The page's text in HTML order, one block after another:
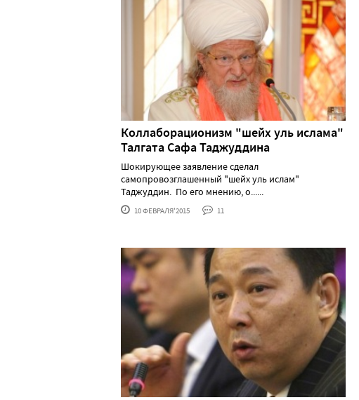
Коллаборационизм "шейх уль ислама"
Талгата Сафа Таджуддина
Шокирующее заявление сделал
самопровозглашенный "шейх уль ислам"
Таджуддин. По его мнению, о......
10 ФЕВРАЛЯ'2015 11